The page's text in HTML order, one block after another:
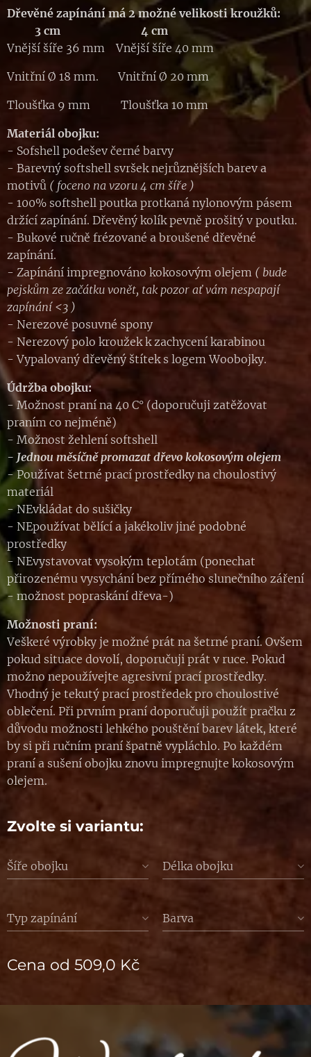
Dřevěné zapínání má 2 možné velikosti kroužků:
3 cm 4 cm
Vnější šíře 36 mm Vnější šíře 40 mm
Vnitřní Ø 18 mm. Vnitřní Ø 20 mm
Tloušťka 9 mm Tloušťka 10 mm
Materiál obojku:
- Sofshell podešev černé barvy
- Barevný softshell svršek nejrůznějších barev a
motivů ( foceno na vzoru 4 cm šíře )
- 100% softshell poutka protkaná nylonovým pásem
držící zapínání. Dřevěný kolík pevně prošitý v poutku.
- Bukové ručně frézované a broušené dřevěné
zapínání.
- Zapínání impregnováno kokosovým olejem ( bude
pejskům ze začátku vonět, tak pozor ať vám nespapají
zapínání <3 )
- Nerezové posuvné spony
- Nerezový polo kroužek k zachycení karabinou
- Vypalovaný dřevěný štítek s logem Woobojky.
Údržba obojku:
- Možnost praní na 40 C° (doporučuji zatěžovat
praním co nejméně)
- Možnost žehlení softshell
- Jednou měsíčně promazat dřevo kokosovým olejem
- Používat šetrné prací prostředky na choulostivý
materiál
- NEvkládat do sušičky
- NEpoužívat bělící a jakékoliv jiné podobné
prostředky
- NEvystavovat vysokým teplotám (ponechat
přirozenému vysychání bez přímého slunečního záření
- možnost popraskání dřeva-)
Možnosti praní:
Veškeré výrobky je možné prát na šetrné praní. Ovšem
pokud situace dovolí, doporučuji prát v ruce. Pokud
možno nepoužívejte agresivní prací prostředky.
Vhodný je tekutý prací prostředek pro choulostivé
oblečení. Při prvním praní doporučuji použít pračku z
důvodu možnosti lehkého pouštění barev látek, které
by si při ručním praní špatně vypláchlo. Po každém
praní a sušení obojku znovu impregnujte kokosovým
olejem.
Zvolte si variantu:
Šíře obojku Délka obojku
Typ zapínání Barva
Cena od 509,0 Kč